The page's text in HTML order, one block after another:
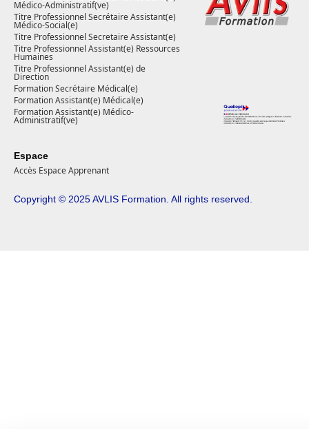
Médico-Administratif(ve)
Titre Professionnel Secrétaire Assistant(e)
Médico-Social(e)
Titre Professionnel Secretaire Assistant(e)
Titre Professionnel Assistant(e) Ressources
Humaines
Titre Professionnel Assistant(e) de
Direction
Formation Secrétaire Médical(e)
Formation Assistant(e) Médical(e)
Formation Assistant(e) Médico-
Administratif(ve)
Espace
Accès Espace Apprenant
Copyright © 2025 AVLIS Formation. All rights reserved.